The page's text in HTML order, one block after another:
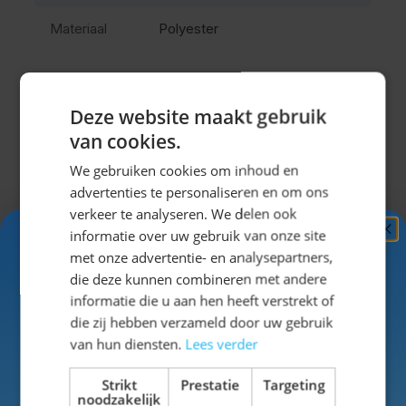
dansen dat de stof soepel blijft en niet zwaar wordt.
Het trachtenhemd heeft een ruimvallende pasvorm
die zorgt voor extra comfort. Hierdoor blijft de outfit
Koningsdag of een festival.
Traditionele uitstraling met
moderne eenvoud
De broek is afgewerkt met traditionele details zoals
borduursels, een gulp en praktische zakken. Dit geeft
je de uitstraling van een klassieke tiroler broek heren,
maar met het gemak van onderhoudsvriendelijk
Materiaal Polyester
Misschien vind je dit ook leuk?
Navigeren door de elementen van de carrousel is
Druk om carrousel over te slaan
Druk op om naar carrouselnavigatie te gaan
Deze website maakt gebruik
van cookies.
We gebruiken cookies om inhoud en
advertenties te personaliseren en om ons
verkeer te analyseren. We delen ook
informatie over uw gebruik van onze site
met onze advertentie- en analysepartners,
die deze kunnen combineren met andere
informatie die u aan hen heeft verstrekt of
die zij hebben verzameld door uw gebruik
van hun diensten. Lees verder
Strikt
noodzakelijk
Prestatie Targeting
Ontvang5%
KORTING!
Schrijf je nuin voor de nieuwsbrief en ontvang toegang
tot exclusieve kortingen!
Voor- en achternaam